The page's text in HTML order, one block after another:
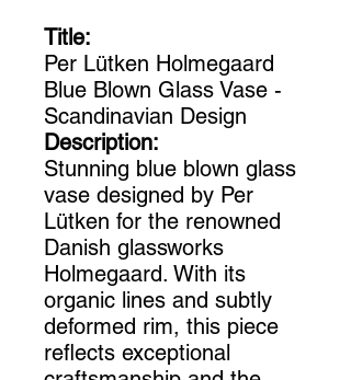
Title:
Per Lütken Holmegaard
Blue Blown Glass Vase -
Scandinavian Design
Description:
Stunning blue blown glass
vase designed by Per
Lütken for the renowned
Danish glassworks
Holmegaard. With its
organic lines and subtly
deformed rim, this piece
reflects exceptional